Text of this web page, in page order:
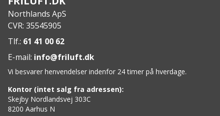
Forkortet teltstang bagpå
Forreste indgang til forhallen
To lufthuller i yderteltet
Vandtætte forseglede sømme
vandtætte
Reflekser på fyrlinjerne
Praktisk opbevaringssløjfe til fyrlinjer
Forstærkede spændingspunkter med båndsløjfer
Indgang til indre telt med myggevindue, der kan
Northlands ApS
CVR: 35545905
Tlf.: 61 41 00 62
E-mail: info@friluft.dk
Vi besvarer henvendelser indenfor 24 timer på hverdage.
Kontor (intet salg fra adressen):
Skejby Nordlandsvej 303C
8200 Aarhus N